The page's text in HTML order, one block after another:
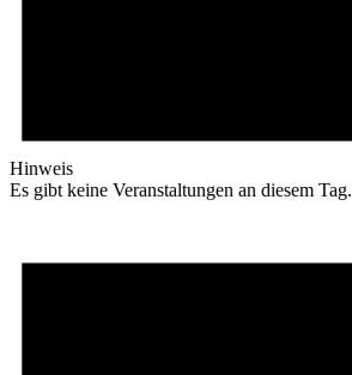
Hinweis
Es gibt keine Veranstaltungen an diesem Tag.